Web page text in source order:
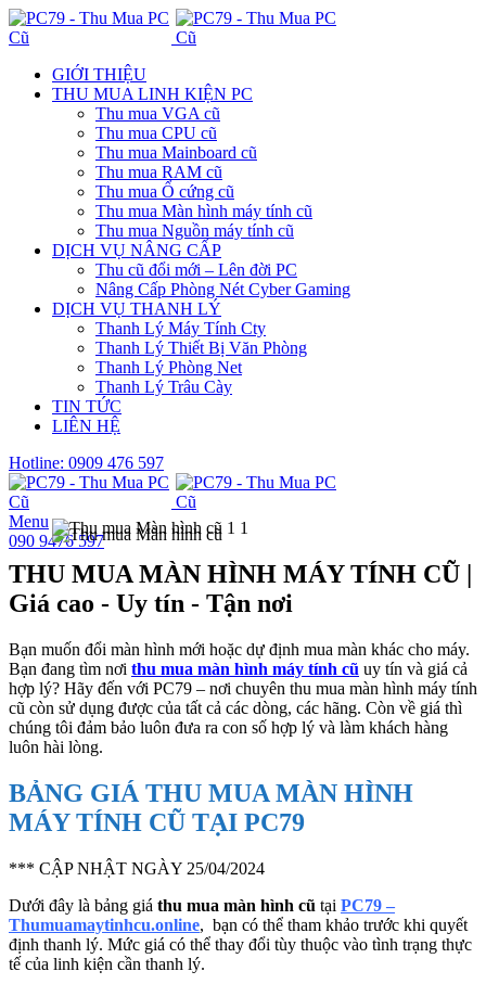
GIỚI THIỆU
THU MUA LINH KIỆN PC
Thu mua VGA cũ
Thu mua CPU cũ
Thu mua Mainboard cũ
Thu mua RAM cũ
Thu mua Ổ cứng cũ
Thu mua Màn hình máy tính cũ
Thu mua Nguồn máy tính cũ
DỊCH VỤ NÂNG CẤP
Thu cũ đổi mới – Lên đời PC
Nâng Cấp Phòng Nét Cyber Gaming
DỊCH VỤ THANH LÝ
Thanh Lý Máy Tính Cty
Thanh Lý Thiết Bị Văn Phòng
Thanh Lý Phòng Net
Thanh Lý Trâu Cày
TIN TỨC
LIÊN HỆ
Hotline: 0909 476 597
Menu
090 9476 597
THU MUA MÀN HÌNH MÁY TÍNH CŨ |
Giá cao - Uy tín - Tận nơi
Bạn muốn đổi màn hình mới hoặc dự định mua màn khác cho máy.
Bạn đang tìm nơi thu mua màn hình máy tính cũ uy tín và giá cả
hợp lý? Hãy đến với PC79 – nơi chuyên thu mua màn hình máy tính
cũ còn sử dụng được của tất cả các dòng, các hãng. Còn về giá thì
chúng tôi đảm bảo luôn đưa ra con số hợp lý và làm khách hàng
luôn hài lòng.
BẢNG GIÁ THU MUA MÀN HÌNH
MÁY TÍNH CŨ TẠI PC79
*** CẬP NHẬT NGÀY 25/04/2024
Dưới đây là bảng giá thu mua màn hình cũ tại PC79 –
Thumuamaytinhcu.online, bạn có thể tham khảo trước khi quyết
định thanh lý. Mức giá có thể thay đổi tùy thuộc vào tình trạng thực
tế của linh kiện cần thanh lý.